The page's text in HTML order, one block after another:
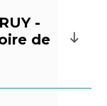
-
de